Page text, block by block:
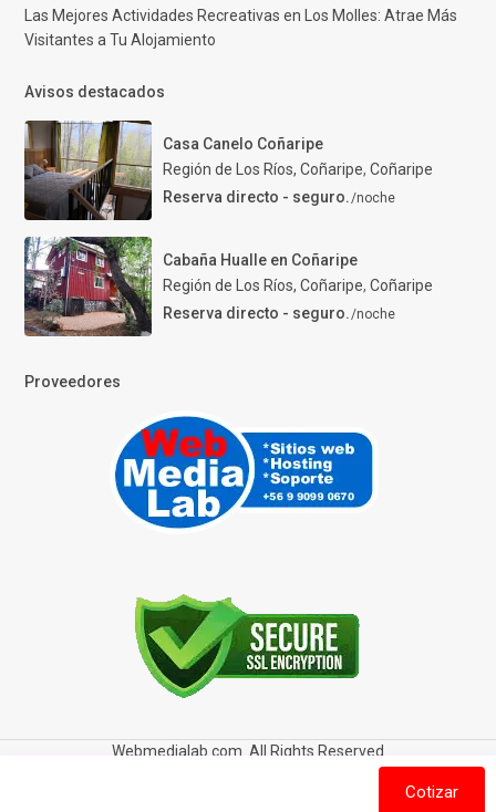
Las Mejores Actividades Recreativas en Los Molles: Atrae Más
Visitantes a Tu Alojamiento
Avisos destacados
Casa Canelo Coñaripe
Región de Los Ríos, Coñaripe, Coñaripe
Reserva directo - seguro./noche
Cabaña Hualle en Coñaripe
Región de Los Ríos, Coñaripe, Coñaripe
Reserva directo - seguro./noche
Proveedores
Webmedialab.com. All Rights Reserved
Política de privacidad
Política de Cookies
Cotizar